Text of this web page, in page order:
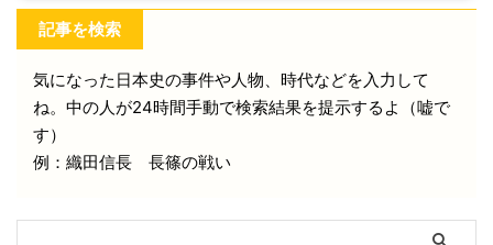
記事を検索
気になった日本史の事件や人物、時代などを入力して
ね。中の人が24時間手動で検索結果を提示するよ（嘘で
す）
例：織田信長 長篠の戦い